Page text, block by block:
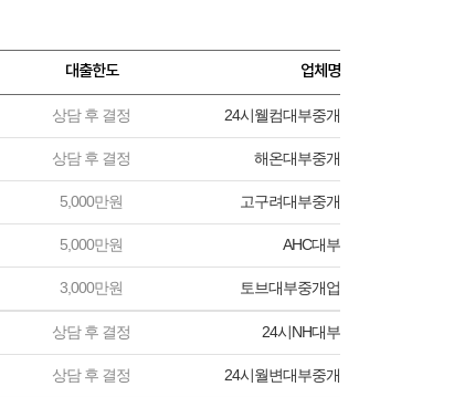
대출한도 업체명
상담 후 결정 24시웰컴대부중개
상담 후 결정 해온대부중개
5,000만원 고구려대부중개
5,000만원 AHC대부
3,000만원 토브대부중개업
상담 후 결정 24시NH대부
상담 후 결정 24시월변대부중개